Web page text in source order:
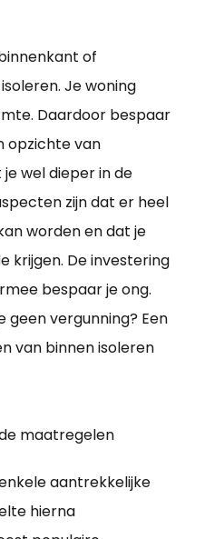
of
Je woning
Daardoor bespaar
opzichte van
wel dieper in de
zijn dat er heel
worden en dat je
krijgen. De investering
bespaar je ong.
geen vergunning? Een
van binnen isoleren
maatregelen
aantrekkelijke
hierna